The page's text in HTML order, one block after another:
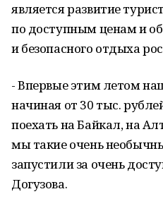
является развитие
по доступным ценам и
и безопасного отдыха
- Впервые этим летом
начиная от 30 тыс.
поехать на Байкал, на
мы такие очень
запустили за очень
Догузова.